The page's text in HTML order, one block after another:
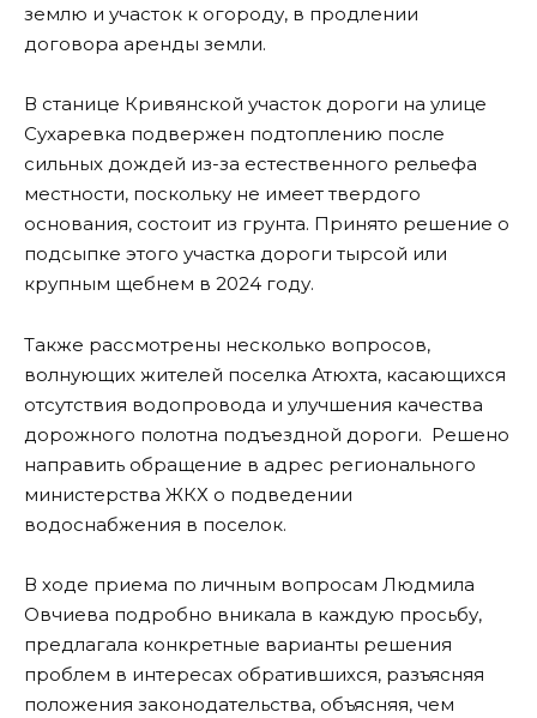
землю и участок к огороду, в продлении
договора аренды земли.
В станице Кривянской участок дороги на улице
Сухаревка подвержен подтоплению после
сильных дождей из-за естественного рельефа
местности, поскольку не имеет твердого
основания, состоит из грунта. Принято решение о
подсыпке этого участка дороги тырсой или
крупным щебнем в 2024 году.
Также рассмотрены несколько вопросов,
волнующих жителей поселка Атюхта, касающихся
отсутствия водопровода и улучшения качества
дорожного полотна подъездной дороги. Решено
направить обращение в адрес регионального
министерства ЖКХ о подведении
водоснабжения в поселок.
В ходе приема по личным вопросам Людмила
Овчиева подробно вникала в каждую просьбу,
предлагала конкретные варианты решения
проблем в интересах обратившихся, разъясняя
положения законодательства, объясняя, чем